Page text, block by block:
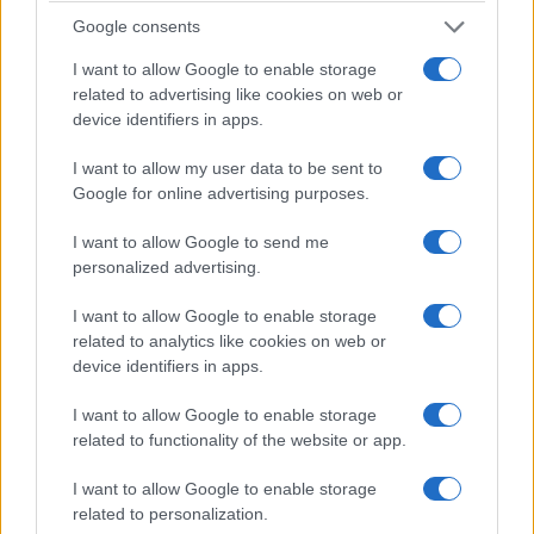
Google consents
I want to allow Google to enable storage
related to advertising like cookies on web or
device identifiers in apps.
I want to allow my user data to be sent to
Google for online advertising purposes.
I want to allow Google to send me
personalized advertising.
I want to allow Google to enable storage
related to analytics like cookies on web or
device identifiers in apps.
I want to allow Google to enable storage
related to functionality of the website or app.
I want to allow Google to enable storage
related to personalization.
Giulio Galetti, 7 agosto 2026